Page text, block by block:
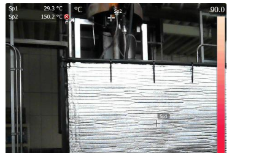
商品カタログ
製品ブログ
遮熱対策製品
冷えルーフ
ミラクール
ゼロコート